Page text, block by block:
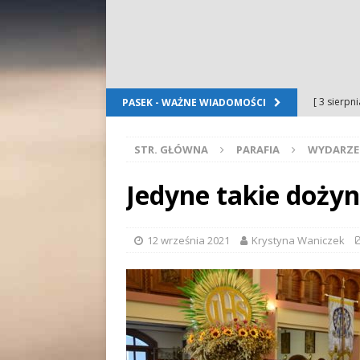
PASEK - WAŻNE WIADOMOŚCI [ 3
[ 2
[ 2
[ 2
[ 5
Folkloru
STR. GŁÓWNA PARAFIA
Jedyne takie
12 września 2021 Krystyna Waniczek